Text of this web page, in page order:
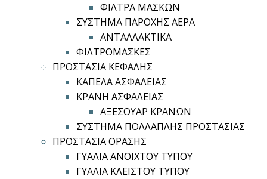
ΦΙΛΤΡΑ ΜΑΣΚΩΝ
ΣΥΣΤΗΜΑ ΠΑΡΟΧΗΣ ΑΕΡΑ
ΑΝΤΑΛΛΑΚΤΙΚΑ
ΦΙΛΤΡΟΜΑΣΚΕΣ
ΠΡΟΣΤΑΣΙΑ ΚΕΦΑΛΗΣ
ΚΑΠΕΛΑ ΑΣΦΑΛΕΙΑΣ
ΚΡΑΝΗ ΑΣΦΑΛΕΙΑΣ
ΑΞΕΣΟΥΑΡ ΚΡΑΝΩΝ
ΣΥΣΤΗΜΑ ΠΟΛΛΑΠΛΗΣ ΠΡΟΣΤΑΣΙΑΣ
ΠΡΟΣΤΑΣΙΑ ΟΡΑΣΗΣ
ΓΥΑΛΙΑ ΑΝΟΙΧΤΟΥ ΤΥΠΟΥ
ΓΥΑΛΙΑ ΚΛΕΙΣΤΟΥ ΤΥΠΟΥ